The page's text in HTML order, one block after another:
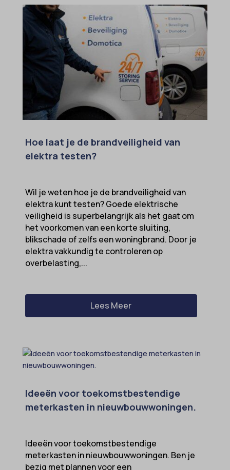
Hoe laat je de brandveiligheid van
elektra testen?
Wil je weten hoe je de brandveiligheid van
elektra kunt testen? Goede elektrische
veiligheid is superbelangrijk als het gaat om
het voorkomen van een korte sluiting,
blikschade of zelfs een woningbrand. Door je
elektra vakkundig te controleren op
overbelasting,...
Lees Meer
Ideeën voor toekomstbestendige
meterkasten in nieuwbouwwoningen.
Ideeën voor toekomstbestendige
meterkasten in nieuwbouwwoningen. Ben je
bezig met plannen voor een